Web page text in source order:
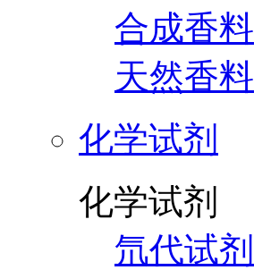
合成香料
天然香料
化学试剂
化学试剂
氘代试剂